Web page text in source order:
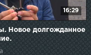
16:29
Новое долгожданное